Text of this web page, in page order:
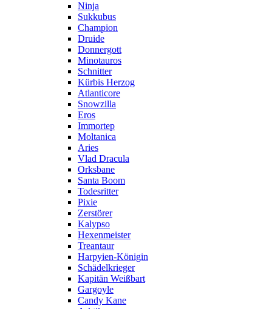
Ninja
Sukkubus
Champion
Druide
Donnergott
Minotauros
Schnitter
Kürbis Herzog
Atlanticore
Snowzilla
Eros
Immortep
Moltanica
Aries
Vlad Dracula
Orksbane
Santa Boom
Todesritter
Pixie
Zerstörer
Kalypso
Hexenmeister
Treantaur
Harpyien-Königin
Schädelkrieger
Kapitän Weißbart
Gargoyle
Candy Kane